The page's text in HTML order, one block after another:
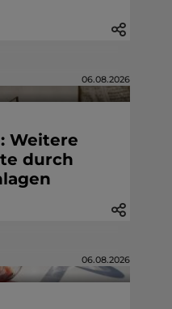
06.08.2026
Weitere
durch
06.08.2026